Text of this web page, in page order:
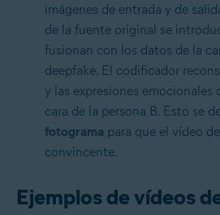
imágenes de entrada y de
de la fuente original se
fusionan con los datos de la
deepfake. El codificador
y las expresiones emocionales
cara de la persona B. Esto se
fotograma para que el vídeo
convincente.
Ejemplos de vídeos